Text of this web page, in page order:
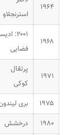
۱۹۶۴
استرنجلاو
۱۹۶۸
۲۰۰۱:
فضایی
۱۹۷۱
پرتقال
کوکی
۱۹۷۵ بری
۱۹۸۰
درخشش